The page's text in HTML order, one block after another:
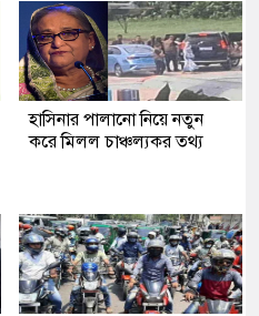
হাসিনার পালানো নিয়ে নতুন
করে মিলল চাঞ্চল্যকর তথ্য